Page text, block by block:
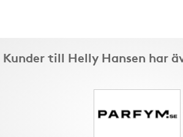
Kunder till Helly Hansen har